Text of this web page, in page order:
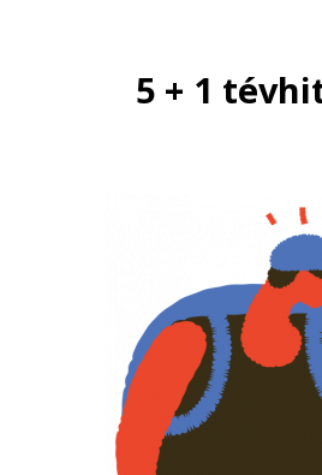
5 + 1